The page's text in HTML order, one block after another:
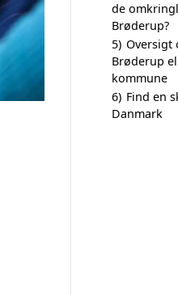
de
Brøderup?
5) Oversigt
Brøderup
kommune
6) Find en
Danmark